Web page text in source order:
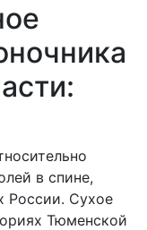
в спине,
России. Сухое
Тюменской